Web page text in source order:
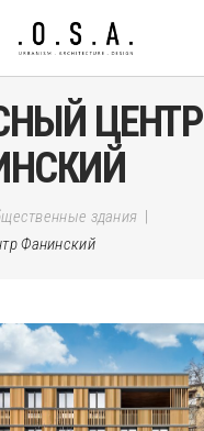
ЦЕНТР
здания |
Фанинский